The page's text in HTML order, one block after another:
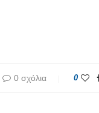
0 σχόλια 0